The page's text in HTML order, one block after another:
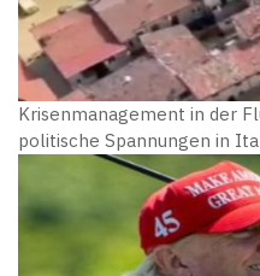
Krisenmanagement in der
politische Spannungen in